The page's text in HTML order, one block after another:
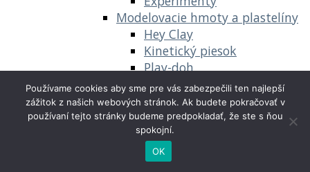
Modelovacie hmoty a plastelíny
Hey Clay
Kinetický piesok
Play-doh
Kreatívne súpravy
Zábavné varenie
Slizy
Šminky a maľovátka
Vyšívanie a pletenie
Obľúbené filmy, postavičky a zvieratá
Používame cookies aby sme pre vás zabezpečili ten najlepší
zážitok z našich webových stránok. Ak budete pokračovať v
používaní tejto stránky budeme predpokladať, že ste s ňou
spokojní.
OK